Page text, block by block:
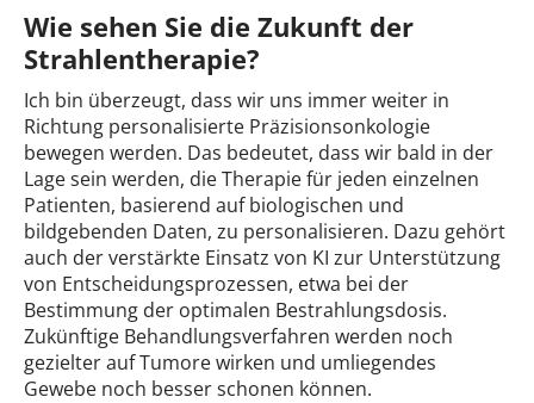
Wie sehen Sie die Zukunft der
Strahlentherapie?
Ich bin überzeugt, dass wir uns immer weiter in
Richtung personalisierte Präzisionsonkologie
bewegen werden. Das bedeutet, dass wir bald in der
Lage sein werden, die Therapie für jeden einzelnen
Patienten, basierend auf biologischen und
bildgebenden Daten, zu personalisieren. Dazu gehört
auch der verstärkte Einsatz von KI zur Unterstützung
von Entscheidungsprozessen, etwa bei der
Bestimmung der optimalen Bestrahlungsdosis.
Zukünftige Behandlungsverfahren werden noch
gezielter auf Tumore wirken und umliegendes
Gewebe noch besser schonen können.